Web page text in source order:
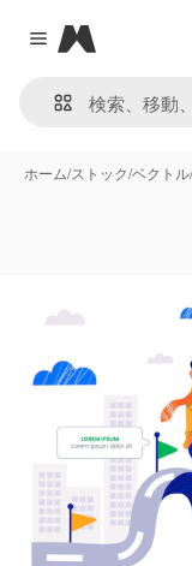
Close menu
Magnific
ホーム/ストック/ベクトル/